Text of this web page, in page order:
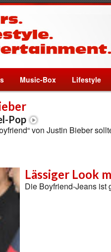
Music-Box Lifestyle
Pop
von Justin Bieber
Lässiger Look
Die Boyfriend-Jeans